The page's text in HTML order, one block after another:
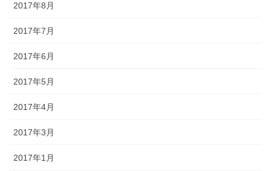
2017年8月
2017年7月
2017年6月
2017年5月
2017年4月
2017年3月
2017年1月